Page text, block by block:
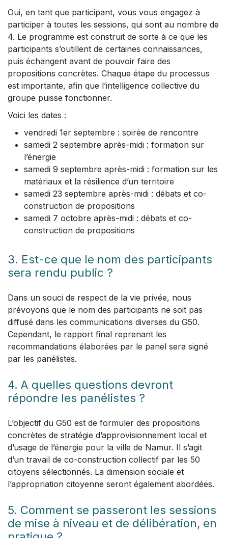
Oui, en tant que participant, vous vous engagez à
participer à toutes les sessions, qui sont au nombre de
4. Le programme est construit de sorte à ce que les
participants s’outillent de certaines connaissances,
puis échangent avant de pouvoir faire des
propositions concrètes. Chaque étape du processus
est importante, afin que l’intelligence collective du
groupe puisse fonctionner.
Voici les dates :
vendredi 1er septembre : soirée de rencontre
samedi 2 septembre après-midi : formation sur
l’énergie
samedi 9 septembre après-midi : formation sur les
matériaux et la résilience d’un territoire
samedi 23 septembre après-midi : débats et co-
construction de propositions
samedi 7 octobre après-midi : débats et co-
construction de propositions
3. Est-ce que le nom des participants
sera rendu public ?
Dans un souci de respect de la vie privée, nous
prévoyons que le nom des participants ne soit pas
diffusé dans les communications diverses du G50.
Cependant, le rapport final reprenant les
recommandations élaborées par le panel sera signé
par les panélistes.
4. A quelles questions devront
répondre les panélistes ?
L’objectif du G50 est de formuler des propositions
concrètes de stratégie d’approvisionnement local et
d’usage de l’énergie pour la ville de Namur. Il s’agit
d’un travail de co-construction collectif par les 50
citoyens sélectionnés. La dimension sociale et
l’appropriation citoyenne seront également abordées.
5. Comment se passeront les sessions
de mise à niveau et de délibération, en